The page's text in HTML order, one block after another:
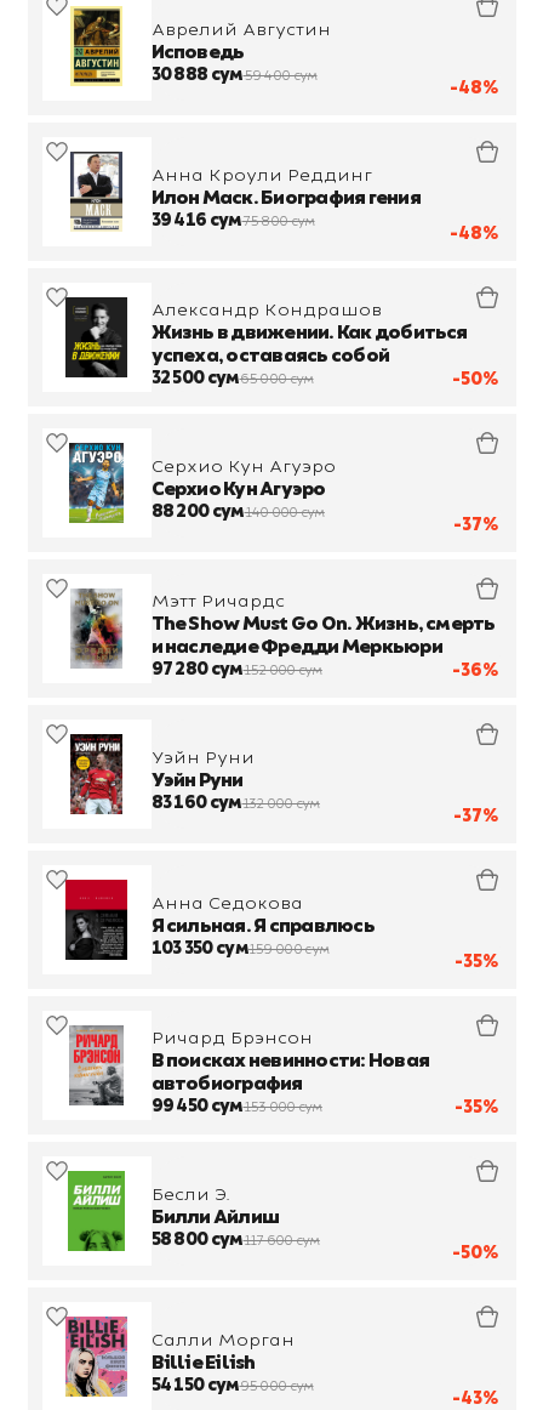
-48%
Аврелий Августин
Исповедь
30 888 сум59 400 сум
-48%
Анна Кроули Реддинг
Илон Маск. Биография гения
39 416 сум75 800 сум
-50%
Александр Кондрашов
Жизнь в движении. Как добиться
успеха, оставаясь собой
32 500 сум65 000 сум
-37%
Серхио Кун Агуэро
Серхио Кун Агуэро
88 200 сум140 000 сум
-36%
Мэтт Ричардс
The Show Must Go On. Жизнь, смерть
и наследие Фредди Меркьюри
97 280 сум152 000 сум
-37%
Уэйн Руни
Уэйн Руни
83 160 сум132 000 сум
-35%
Анна Седокова
Я сильная. Я справлюсь
103 350 сум159 000 сум
-35%
Ричард Брэнсон
В поисках невинности: Новая
автобиография
99 450 сум153 000 сум
-50%
Бесли Э.
Билли Айлиш
58 800 сум117 600 сум
-43%
Салли Морган
Billie Eilish
54 150 сум95 000 сум